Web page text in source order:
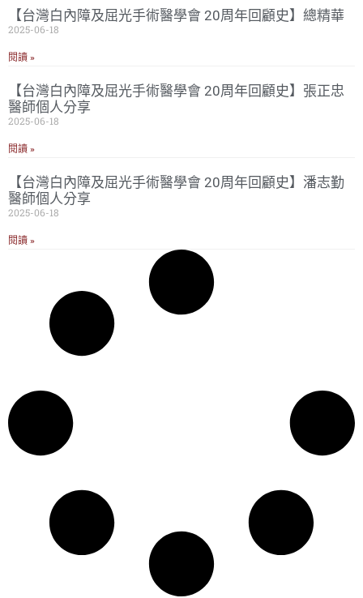
【台灣白內障及屈光手術醫學會 20周年回顧史】總精華
2025-06-18
閱讀 »
【台灣白內障及屈光手術醫學會 20周年回顧史】張正忠
醫師個人分享
2025-06-18
閱讀 »
【台灣白內障及屈光手術醫學會 20周年回顧史】潘志勤
醫師個人分享
2025-06-18
閱讀 »